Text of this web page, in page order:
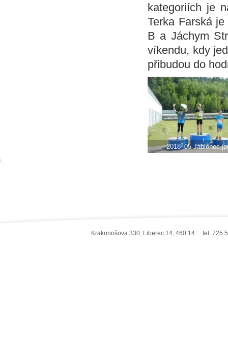
kategoriích je
Terka Farská
B a Jáchym
víkendu, kdy
přibudou do
2018_05
Krakonošova 330, Liberec 14, 460 14 tel. 725